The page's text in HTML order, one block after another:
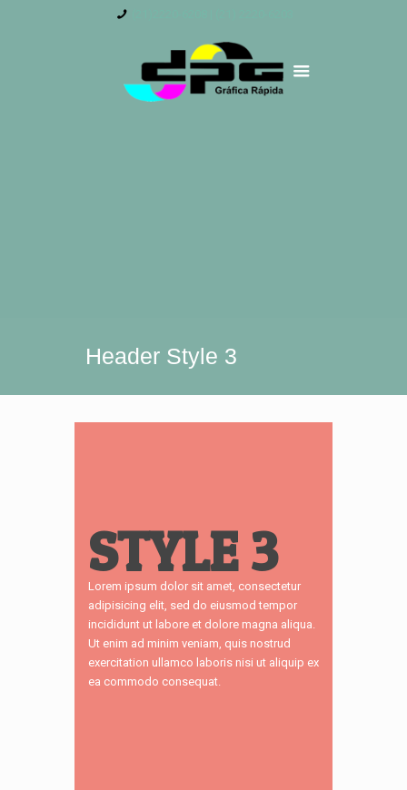
Header Style 3
STYLE 3
Lorem ipsum dolor sit amet, consectetur
adipisicing elit, sed do eiusmod tempor
incididunt ut labore et dolore magna aliqua.
Ut enim ad minim veniam, quis nostrud
exercitation ullamco laboris nisi ut aliquip ex
ea commodo consequat.